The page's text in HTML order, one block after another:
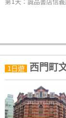
第1天：誠品書店信
1日遊 西門町